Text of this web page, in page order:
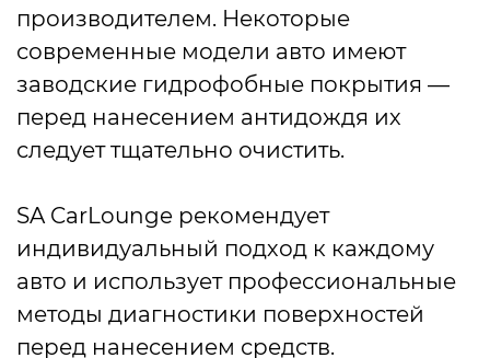
производителем. Некоторые
современные модели авто имеют
заводские гидрофобные покрытия —
перед нанесением антидождя их
следует тщательно очистить.
SA CarLounge рекомендует
индивидуальный подход к каждому
авто и использует профессиональные
методы диагностики поверхностей
перед нанесением средств.